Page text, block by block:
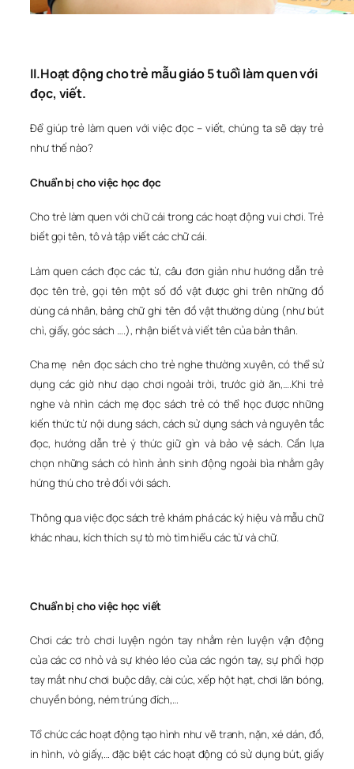
II.Hoạt động cho trẻ mẫu giáo 5 tuổi làm quen với
đọc, viết.
Để giúp trẻ làm quen với việc đọc – viết, chúng ta sẽ dạy trẻ
như thế nào?
Chuẩn bị cho việc học đọc
Cho trẻ làm quen với chữ cái trong các hoạt động vui chơi. Trẻ
biết gọi tên, tô và tập viết các chữ cái.
Làm quen cách đọc các từ, câu đơn giản như hướng dẫn trẻ
đọc tên trẻ, gọi tên một số đồ vật được ghi trên những đồ
dùng cá nhân, bảng chữ ghi tên đồ vật thường dùng (như bút
chì, giấy, góc sách ….), nhận biết và viết tên của bản thân.
Cha mẹ nên đọc sách cho trẻ nghe thường xuyên, có thể sử
dụng các giờ như dạo chơi ngoài trời, trước giờ ăn,….Khi trẻ
nghe và nhìn cách mẹ đọc sách trẻ có thể học được những
kiến thức từ nội dung sách, cách sử dụng sách và nguyên tắc
đọc, hướng dẫn trẻ ý thức giữ gìn và bảo vệ sách. Cần lựa
chọn những sách có hình ảnh sinh động ngoài bìa nhằm gây
hứng thú cho trẻ đối với sách.
Thông qua việc đọc sách trẻ khám phá các ký hiệu và mẫu chữ
khác nhau, kích thích sự tò mò tìm hiểu các từ và chữ.
Chuẩn bị cho việc học viết
Chơi các trò chơi luyện ngón tay nhằm rèn luyện vận động
của các cơ nhỏ và sự khéo léo của các ngón tay, sự phối hợp
tay mắt như chơi buộc dây, cài cúc, xếp hột hạt, chơi lăn bóng,
chuyền bóng, ném trúng đích,…
Tổ chức các hoạt động tạo hình như vẽ tranh, nặn, xé dán, đồ,
in hình, vò giấy,… đặc biệt các hoạt động có sử dụng bút, giấy